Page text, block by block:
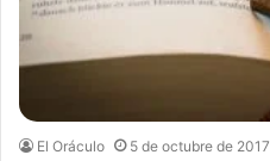
El Oráculo 5 de octubre de 2017